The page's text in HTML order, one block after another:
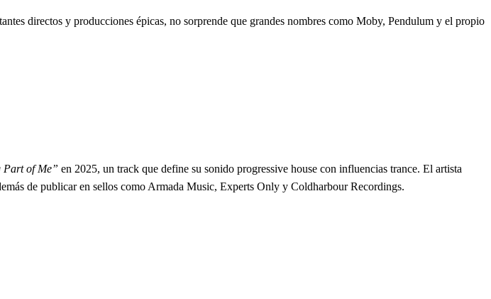
directos y producciones épicas, no sorprende que grandes nombres como Moby, Pendulum y el propio
Part of Me” en 2025, un track que define su sonido progressive house con influencias trance. El artista
de publicar en sellos como Armada Music, Experts Only y Coldharbour Recordings.